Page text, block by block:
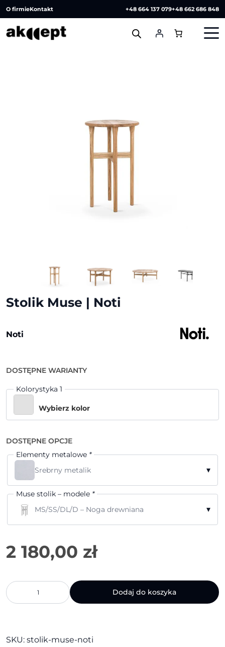
O firmieKontakt +48 664 137 079+48 662 686 848
Stolik Muse | Noti
Noti
DOSTĘPNE WARIANTY
Kolorystyka 1
Wybierz kolor
DOSTĘPNE OPCJE
Elementy metalowe *
Srebrny metalik
▾
Muse stolik – modele *
MS/SS/DL/D – Noga drewniana
▾
ilość
Stolik
Muse
Dodaj do koszyka
SKU: stolik-muse-noti